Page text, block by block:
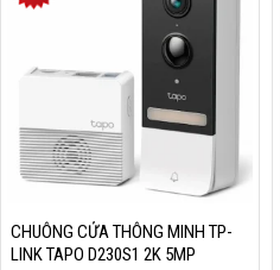
CHUÔNG CỬA THÔNG MINH TP-
LINK TAPO D230S1 2K 5MP